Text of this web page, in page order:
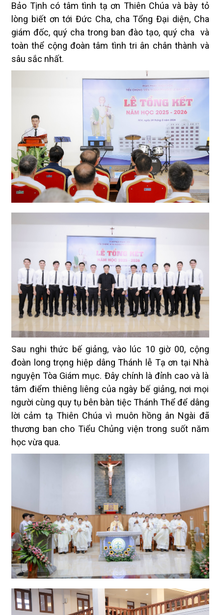
Bảo Tịnh có tâm tình tạ ơn Thiên Chúa và bày tỏ
lòng biết ơn tới Đức Cha, cha Tổng Đại diện, Cha
giám đốc, quý cha trong ban đào tạo, quý cha và
toàn thể cộng đoàn tâm tình tri ân chân thành và
sâu sắc nhất.
Sau nghi thức bế giảng, vào lúc 10 giờ 00, cộng
đoàn long trọng hiệp dâng Thánh lễ Tạ ơn tại Nhà
nguyện Tòa Giám mục. Đây chính là đỉnh cao và là
tâm điểm thiêng liêng của ngày bế giảng, nơi mọi
người cùng quy tụ bên bàn tiệc Thánh Thể để dâng
lời cảm tạ Thiên Chúa vì muôn hồng ân Ngài đã
thương ban cho Tiểu Chủng viện trong suốt năm
học vừa qua.